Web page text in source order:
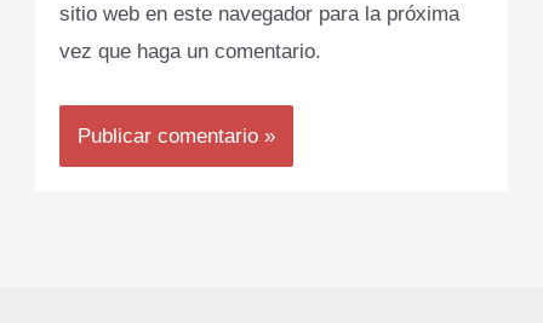
sitio web en este navegador para la próxima
vez que haga un comentario.